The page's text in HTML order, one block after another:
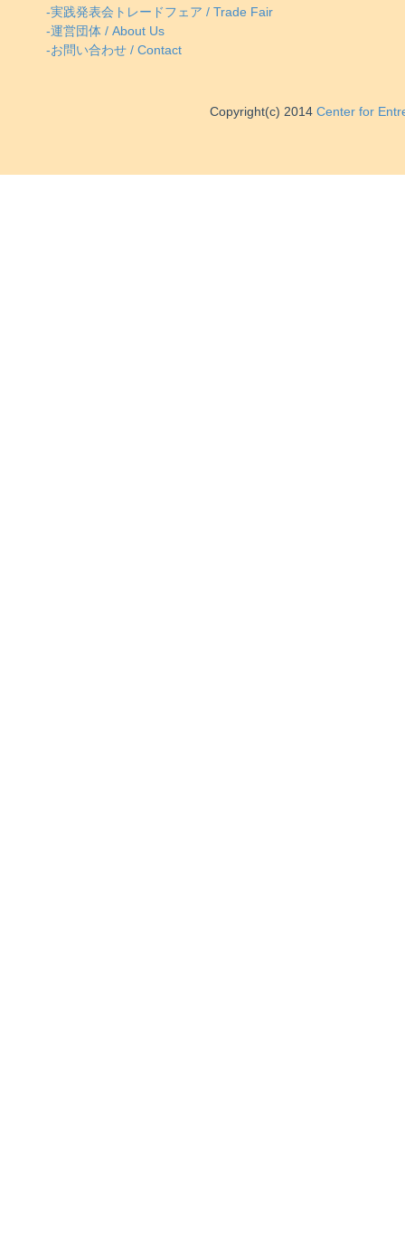
-実践発表会トレードフェア / Trade Fair
-運営団体 / About Us
-お問い合わせ / Contact
Copyright(c) 2014 Center for